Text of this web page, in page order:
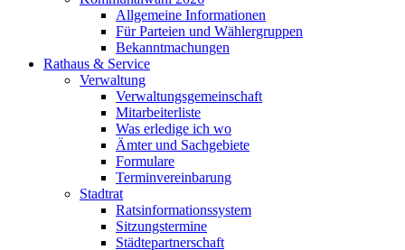
Allgemeine Informationen
Für Parteien und Wählergruppen
Bekanntmachungen
Rathaus & Service
Verwaltung
Verwaltungsgemeinschaft
Mitarbeiterliste
Was erledige ich wo
Ämter und Sachgebiete
Formulare
Terminvereinbarung
Stadtrat
Ratsinformationssystem
Sitzungstermine
Städtepartnerschaft